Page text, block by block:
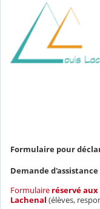
Formulaire pour
Demande
Formulaire réservé aux
Lachenal (élèves,